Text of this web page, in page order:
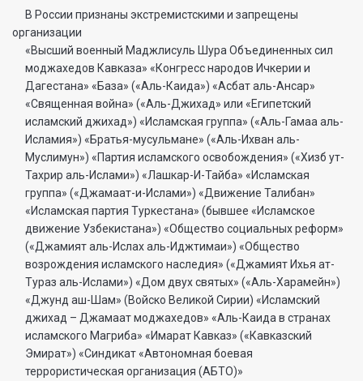
В России признаны экстремистскими и запрещены
организации
«Высший военный Маджлисуль Шура Объединенных сил
моджахедов Кавказа» «Конгресс народов Ичкерии и
Дагестана» «База» («Аль-Каида») «Асбат аль-Ансар»
«Священная война» («Аль-Джихад» или «Египетский
исламский джихад») «Исламская группа» («Аль-Гамаа аль-
Исламия») «Братья-мусульмане» («Аль-Ихван аль-
Муслимун») «Партия исламского освобождения» («Хизб ут-
Тахрир аль-Ислами») «Лашкар-И-Тайба» «Исламская
группа» («Джамаат-и-Ислами») «Движение Талибан»
«Исламская партия Туркестана» (бывшее «Исламское
движение Узбекистана») «Общество социальных реформ»
(«Джамият аль-Ислах аль-Иджтимаи») «Общество
возрождения исламского наследия» («Джамият Ихья ат-
Тураз аль-Ислами») «Дом двух святых» («Аль-Харамейн»)
«Джунд аш-Шам» (Войско Великой Сирии) «Исламский
джихад – Джамаат моджахедов» «Аль-Каида в странах
исламского Магриба» «Имарат Кавказ» («Кавказский
Эмират») «Синдикат «Автономная боевая
террористическая организация (АБТО)»